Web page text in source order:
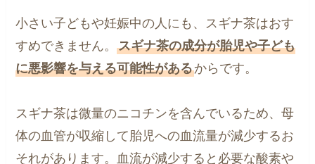
小さい子どもや妊娠中の人にも、スギナ茶はおす
すめできません。スギナ茶の成分が胎児や子ども
に悪影響を与える可能性があるからです。
スギナ茶は微量のニコチンを含んでいるため、母
体の血管が収縮して胎児への血流量が減少するお
それがあります。血流が減少すると必要な酸素や